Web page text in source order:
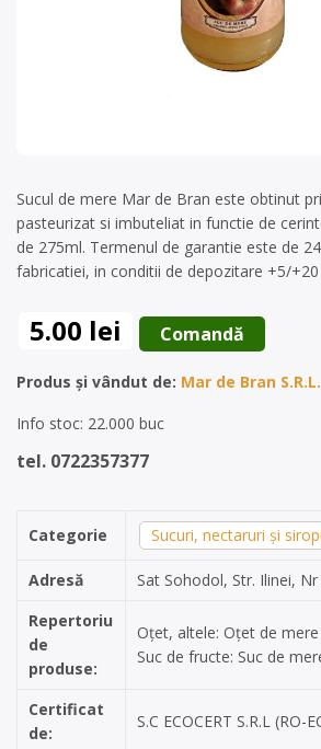
Sucul de mere Mar de Bran este obtinut
pasteurizat si imbuteliat in functie de
de 275ml. Termenul de garantie este de
fabricatiei, in conditii de depozitare +5/+20
5.00 lei Comandă
Produs și vândut de: Mar de Bran S.R.L.
Info stoc: 22.000 buc
tel. 0722357377
Categorie Sucuri, nectaruri și
Adresă
Sat Sohodol, Str. Ilinei,
Repertoriu
de
produse:
Oțet, altele: Oțet de
Suc de fructe: Suc de
Certificat
de:
S.C ECOCERT S.R.L (RO-